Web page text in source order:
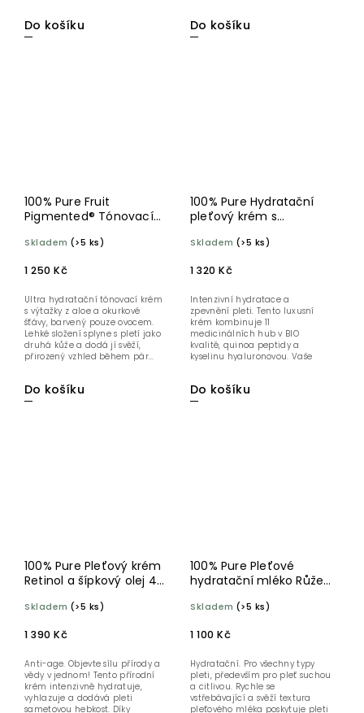
Do košíku Do košíku
100% Pure Fruit
Pigmented® Tónovací
Peach 30 ml
Skladem (>5 ks)
1 250 Kč
Do košíku
Ultra hydratační tónovací krém
s výtažky z aloe a okurkové
šťávy, barvený pouze ovocem.
Lehké složení splyne s pletí jako
druhá kůže a dodá jí svěží,
přirozený vzhled během pár...
100% Pure Hydratační
pleťový krém s
ml
Skladem (>5 ks)
1 320 Kč
Do košíku
Intenzivní hydratace a
zpevnění pleti. Tento luxusní
krém kombinuje 11
medicinálních hub v BIO
kvalitě, quinoa peptidy a
kyselinu hyaluronovou. Vaše
100% Pure Pleťový krém
Retinol a šípkový olej 40
Skladem (>5 ks)
1 390 Kč
Anti-age. Objevte sílu přírody a
vědy v jednom! Tento přírodní
krém intenzivně hydratuje,
vyhlazuje a dodává pleti
sametovou hebkost. Díky
100% Pure Pleťové
hydratační mléko Růže
Skladem (>5 ks)
1 100 Kč
Hydratační. Pro všechny typy
pleti, především pro pleť suchou
a citlivou. Rychle se
vstřebávající a svěží textura
pleťového mléka poskytuje pleti